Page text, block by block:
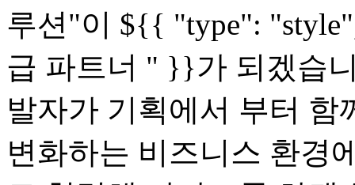
루션"이 ${{ "type":
급 파트너 " }}가 되겠습
발자가 기획에서 부터
변화하는 비즈니스 환경